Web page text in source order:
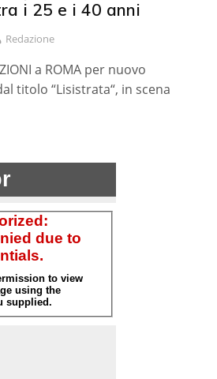
i 25 e i 40 anni
Redazione
a ROMA per nuovo
titolo “Lisistrata“, in scena